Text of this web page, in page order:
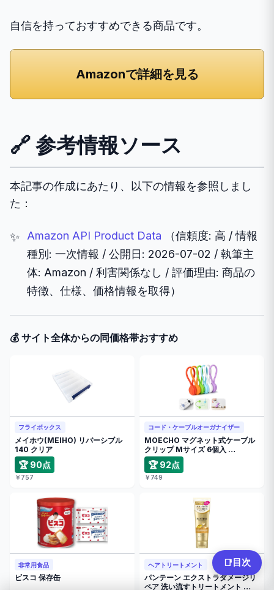
自信を持っておすすめできる商品です。
Amazonで詳細を見る
🔗 参考情報ソース
本記事の作成にあたり、以下の情報を参照しまし
た：
Amazon API Product Data （信頼度: 高 / 情報
種別: 一次情報 / 公開日: 2026-07-02 / 執筆主
体: Amazon / 利害関係なし / 評価理由: 商品の
特徴、仕様、価格情報を取得）
📑 目次
💰 サイト全体からの同価格帯おすすめ
フライボックス
メイホウ(MEIHO) リバーシブル
140 クリア
🏆 90点
￥757
コード・ケーブルオーガナイザー
MOECHO マグネット式ケーブル
クリップ Mサイズ 6個入 …
🏆 92点
￥749
非常用食品
ビスコ 保存缶
ヘアトリートメント
パンテーン エクストラダメージリ
ペア 洗い流すトリートメント …